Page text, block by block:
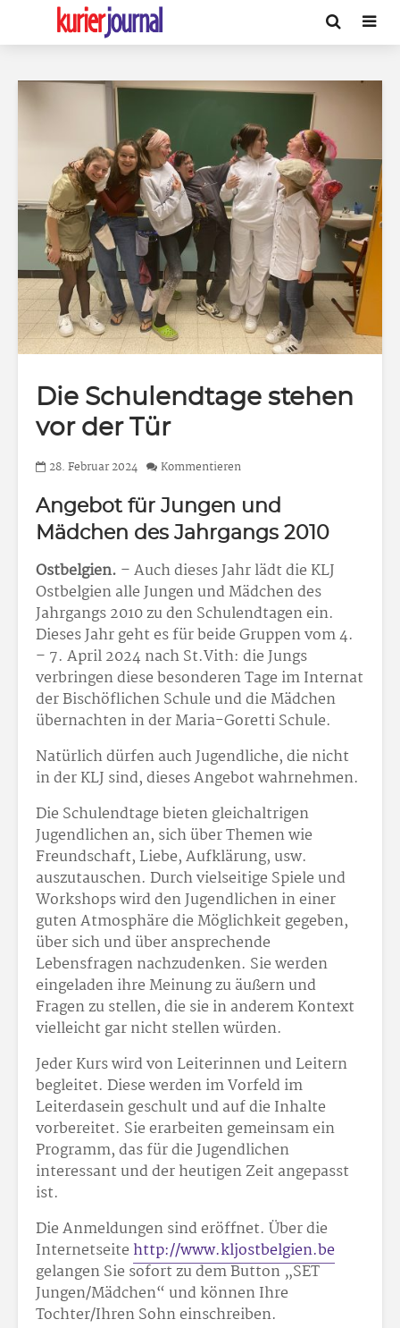
Die Schulendtage stehen
vor der Tür
28. Februar 2024 Kommentieren
Angebot für Jungen und
Mädchen des Jahrgangs 2010
Ostbelgien. – Auch dieses Jahr lädt die KLJ
Ostbelgien alle Jungen und Mädchen des
Jahrgangs 2010 zu den Schulendtagen ein.
Dieses Jahr geht es für beide Gruppen vom 4.
– 7. April 2024 nach St.Vith: die Jungs
verbringen diese besonderen Tage im Internat
der Bischöflichen Schule und die Mädchen
übernachten in der Maria-Goretti Schule.
Natürlich dürfen auch Jugendliche, die nicht
in der KLJ sind, dieses Angebot wahrnehmen.
Die Schulendtage bieten gleichaltrigen
Jugendlichen an, sich über Themen wie
Freundschaft, Liebe, Aufklärung, usw.
auszutauschen. Durch vielseitige Spiele und
Workshops wird den Jugendlichen in einer
guten Atmosphäre die Möglichkeit gegeben,
über sich und über ansprechende
Lebensfragen nachzudenken. Sie werden
eingeladen ihre Meinung zu äußern und
Fragen zu stellen, die sie in anderem Kontext
vielleicht gar nicht stellen würden.
Jeder Kurs wird von Leiterinnen und Leitern
begleitet. Diese werden im Vorfeld im
Leiterdasein geschult und auf die Inhalte
vorbereitet. Sie erarbeiten gemeinsam ein
Programm, das für die Jugendlichen
interessant und der heutigen Zeit angepasst
ist.
Die Anmeldungen sind eröffnet. Über die
Internetseite http://www.kljostbelgien.be
gelangen Sie sofort zu dem Button „SET
Jungen/Mädchen“ und können Ihre
Tochter/Ihren Sohn einschreiben.